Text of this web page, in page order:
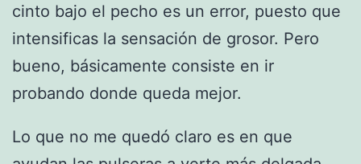
cinto bajo el pecho es un error, puesto que
intensificas la sensación de grosor. Pero
bueno, básicamente consiste en ir
probando donde queda mejor.
Lo que no me quedó claro es en que